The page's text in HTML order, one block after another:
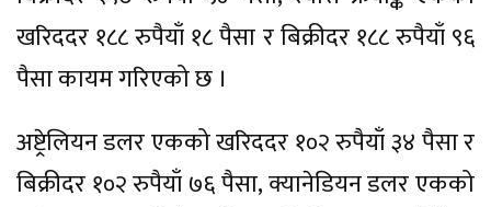
खरिददर १८८ रुपैयाँ १८ पैसा र बिक्रीदर १८८ रुपैयाँ ९६
पैसा कायम गरिएको छ ।
अष्ट्रेलियन डलर एकको खरिददर १०२ रुपैयाँ ३४ पैसा र
बिक्रीदर १०२ रुपैयाँ ७६ पैसा, क्यानेडियन डलर एकको